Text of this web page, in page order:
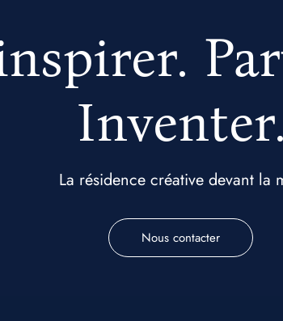
Inventer.
La résidence créative devant la
Nous contacter